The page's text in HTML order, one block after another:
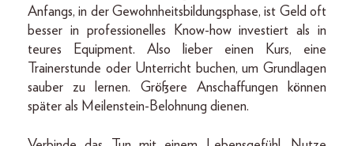
Anfangs, in der Gewohnheitsbildungsphase, ist Geld oft
besser in professionelles Know-how investiert als in
teures Equipment. Also lieber einen Kurs, eine
Trainerstunde oder Unterricht buchen, um Grundlagen
sauber zu lernen. Größere Anschaffungen können
später als Meilenstein-Belohnung dienen.